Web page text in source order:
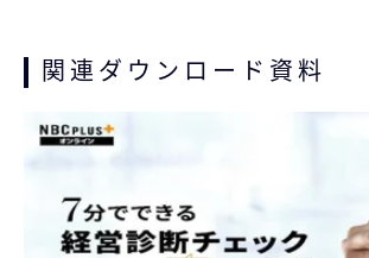
関連ダウンロード資料